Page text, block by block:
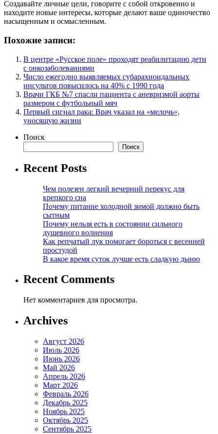
Создавайте личные цели, говорите с собой откровенно и
находите новые интересы, которые делают ваше одиночество
насыщенным и осмысленным.
Похожие записи:
В центре «Русское поле» проходят реабилитацию дети
с онкозаболеваниями
Число ежегодно выявляемых субарахноидальных
инсультов повысилось на 40% с 1990 года
Врачи ГКБ №7 спасли пациента с аневризмой аорты
размером с футбольный мяч
Первый сигнал рака: Врач указал на «мелочь»,
уносящую жизни
Поиск
Поиск
Recent Posts
Чем полезен легкий вечерний перекус для
крепкого сна
Почему питание холодной зимой должно быть
сытным
Почему нельзя есть в состоянии сильного
душевного волнения
Как репчатый лук помогает бороться с весенней
простудой
В какое время суток лучше есть сладкую дыню
Recent Comments
Нет комментариев для просмотра.
Archives
Август 2026
Июль 2026
Июнь 2026
Май 2026
Апрель 2026
Март 2026
Февраль 2026
Декабрь 2025
Ноябрь 2025
Октябрь 2025
Сентябрь 2025